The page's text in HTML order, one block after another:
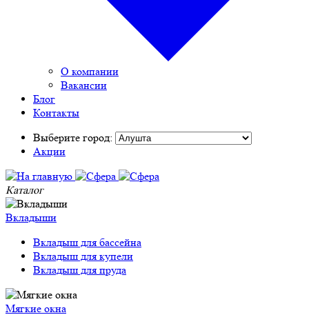
О компании
Вакансии
Блог
Контакты
Выберите город:
Акции
Каталог
Вкладыши
Вкладыш для бассейна
Вкладыш для купели
Вкладыш для пруда
Мягкие окна